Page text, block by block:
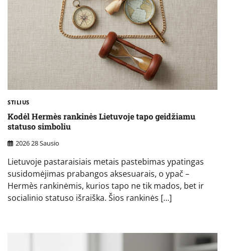
STILIUS
Kodėl Hermès rankinės Lietuvoje tapo geidžiamu
statuso simboliu
2026 28 Sausio
Lietuvoje pastaraisiais metais pastebimas ypatingas
susidomėjimas prabangos aksesuarais, o ypač –
Hermès rankinėmis, kurios tapo ne tik mados, bet ir
socialinio statuso išraiška. Šios rankinės […]